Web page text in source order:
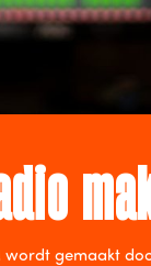
wordt gemaakt